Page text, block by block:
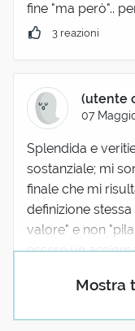
Mostra
fine "ma però"..
3 reazioni
(utente
07
Splendida e
sostanziale; mi
finale che mi
definizione
valore" e non
essere un